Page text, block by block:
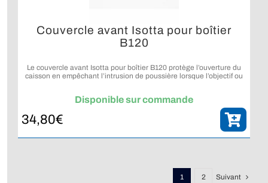
Couvercle avant Isotta pour boîtier
B120
Le couvercle avant Isotta pour boîtier B120 protège l’ouverture du
caisson en empêchant l’intrusion de poussière lorsque l’objectif ou
Disponible sur commande
34,80€
1 2 Suivant